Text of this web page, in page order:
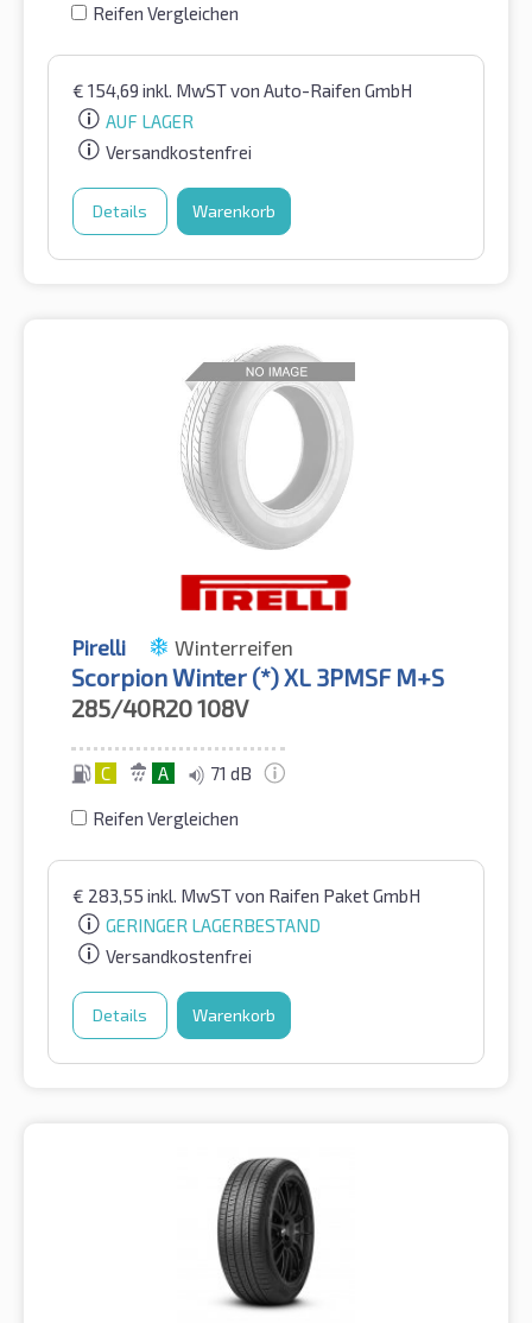
Reifen Vergleichen
€ 154,69 inkl. MwSTvon Auto-Raifen GmbH
AUF LAGER
Versandkostenfrei
Details Warenkorb
Pirelli Winterreifen
Scorpion Winter (*) XL 3PMSF M+S
285/40R20108V
C A 71 dB
Reifen Vergleichen
€ 283,55 inkl. MwSTvon Raifen Paket GmbH
GERINGER LAGERBESTAND
Versandkostenfrei
Details Warenkorb